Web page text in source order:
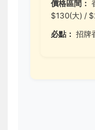
價格區間：
$130(大) /
必點： 招牌